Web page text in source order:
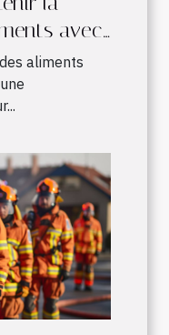
avec
aliments